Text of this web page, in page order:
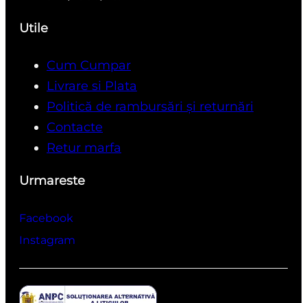
Utile
Cum Cumpar
Livrare si Plata
Politică de rambursări și returnări
Contacte
Retur marfa
Urmareste
Facebook
Instagram